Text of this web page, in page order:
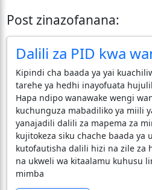
Post zinazofanana:
Dalili za PID kwa
Kipindi cha baada ya yai
tarehe ya hedhi inayofuata
Hapa ndipo wanawake wengi
kuchunguza mabadiliko ya miili
yanajadili dalili za mapema za
kujitokeza siku chache baada ya
kutofautisha dalili hizi na zile za
na ukweli wa kitaalamu kuhusu
mimba